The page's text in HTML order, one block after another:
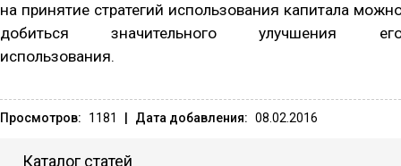
на принятие стратегий использования капитала
добиться значительного улучшения
использования.
Просмотров: 1181 Дата добавления: 08.02.2016
Каталог статей